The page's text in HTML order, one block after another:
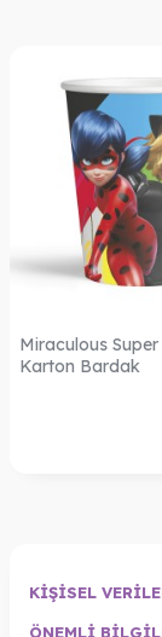
Miraculous
Karton Bardak
KIŞISEL
ÖNEMLI